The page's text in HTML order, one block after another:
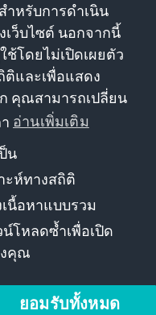
องกันข้อมูล
งาน
Barriere melden
ซต์
e.V. 2026
ำหรับการดำเนิน
ว็บไซต์ นอกจากนี้
ช้โดยไม่เปิดเผยตัว
ติและเพื่อแสดง
คุณสามารถเปลี่ยน
อ่านเพิ่มเติม
น
ะห์ทางสถิติ
นื้อหาแบบรวม
โหลดซ้ำเพื่อเปิด
งคุณ
ยอมรับทั้งหมด